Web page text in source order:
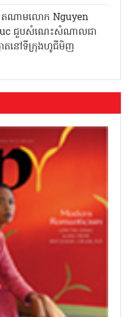
ៀតណាមលោក Nguyen
ជួបសំណេះសំណាលជា
ោតនៅទីក្រុងហូជីមិញ